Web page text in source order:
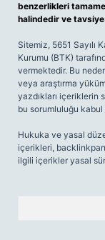
benzerlikleri
halindedir ve
Sitemiz, 5651 Sayılı
Kurumu (BTK)
vermektedir. Bu
veya araştırma
yazdıkları içeriklerin
bu sorumluluğu kabul
Hukuka ve yasal
içerikleri,
ilgili içerikler yasal